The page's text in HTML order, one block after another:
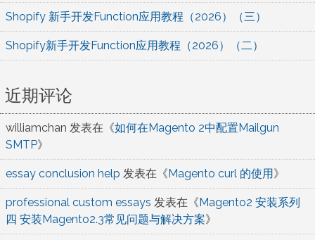
Shopify 新手开发Function应用教程（2026）（三）
Shopify新手开发Function应用教程（2026）（二）
近期评论
williamchan 发表在《如何在Magento 2中配置Mailgun
SMTP》
essay conclusion help 发表在《Magento curl 的使用》
professional custom essays 发表在《Magento2 安装系列
四 安装Magento2.3常见问题与解决方案》